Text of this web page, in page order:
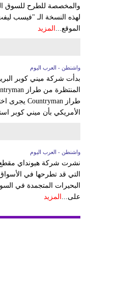
والمخصصة للطرح للسوق
لهذه النسخة الـ "فيسب
الموقع... المزيد
واشنطن - العرب اليوم
بدأت شركة ميني كوبر
الأمريكي بأن ميني كوبر
واشنطن - العرب اليوم
البحيرات المتجمدة في
على...
المزيد